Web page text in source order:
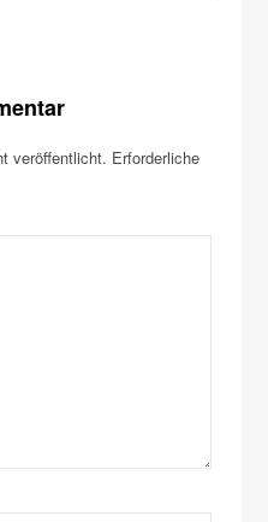
veröffentlicht. Erforderliche